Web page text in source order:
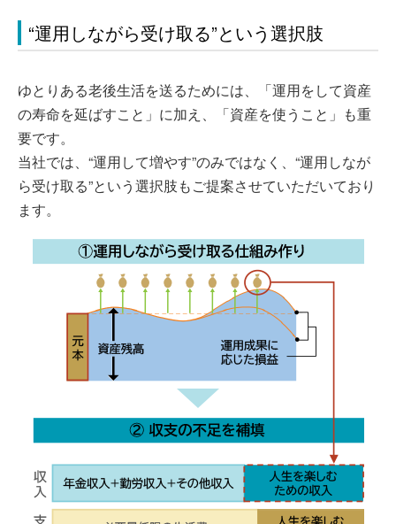
“運用しながら受け取る”という選択肢
ゆとりある老後生活を送るためには、「運用をして資産
の寿命を延ばすこと」に加え、「資産を使うこと」も重
要です。
当社では、“運用して増やす”のみではなく、“運用しなが
ら受け取る”という選択肢もご提案させていただいており
ます。